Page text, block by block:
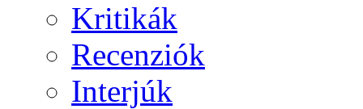
Kritikák
Recenziók
Interjúk